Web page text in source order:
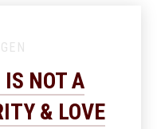
NOT A
& LOVE